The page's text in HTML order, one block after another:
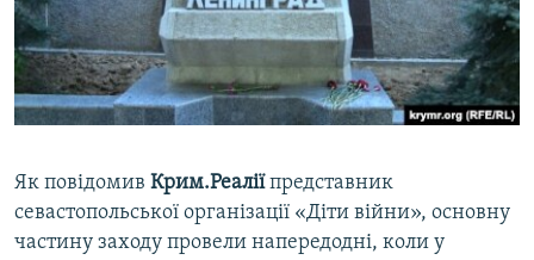
Як повідомив Крим.Реаліїпредставник
севастопольської організації «Діти війни», основну
частину заходу провели напередодні, коли у